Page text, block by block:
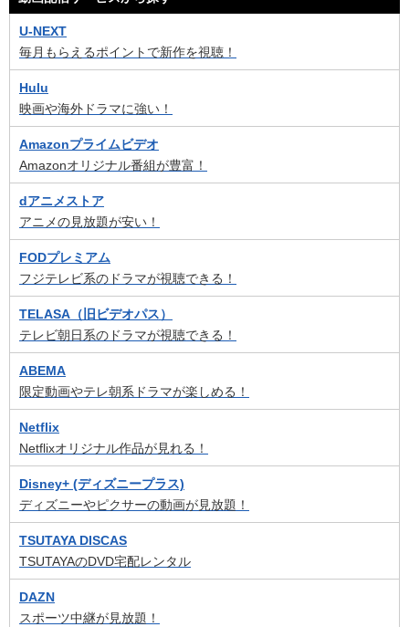
U-NEXT
毎月もらえるポイントで新作を視聴！
Hulu
映画や海外ドラマに強い！
Amazonプライムビデオ
Amazonオリジナル番組が豊富！
dアニメストア
アニメの見放題が安い！
FODプレミアム
フジテレビ系のドラマが視聴できる！
TELASA（旧ビデオパス）
テレビ朝日系のドラマが視聴できる！
ABEMA
限定動画やテレ朝系ドラマが楽しめる！
Netflix
Netflixオリジナル作品が見れる！
Disney+ (ディズニープラス)
ディズニーやピクサーの動画が見放題！
TSUTAYA DISCAS
TSUTAYAのDVD宅配レンタル
DAZN
スポーツ中継が見放題！